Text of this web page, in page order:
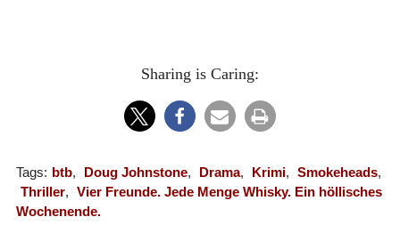
Sharing is Caring:
Tags: btb, Doug Johnstone, Drama, Krimi, Smokeheads,
Thriller, Vier Freunde. Jede Menge Whisky. Ein höllisches
Wochenende.